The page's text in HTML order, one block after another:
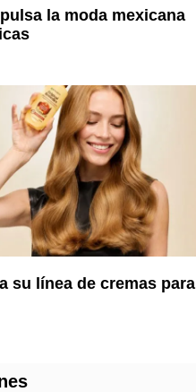
la moda mexicana
su línea de cremas para